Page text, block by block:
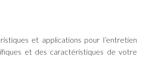
et applications pour l’entretien
et des caractéristiques de votre